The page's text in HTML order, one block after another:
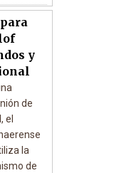
y
de
el
la
de